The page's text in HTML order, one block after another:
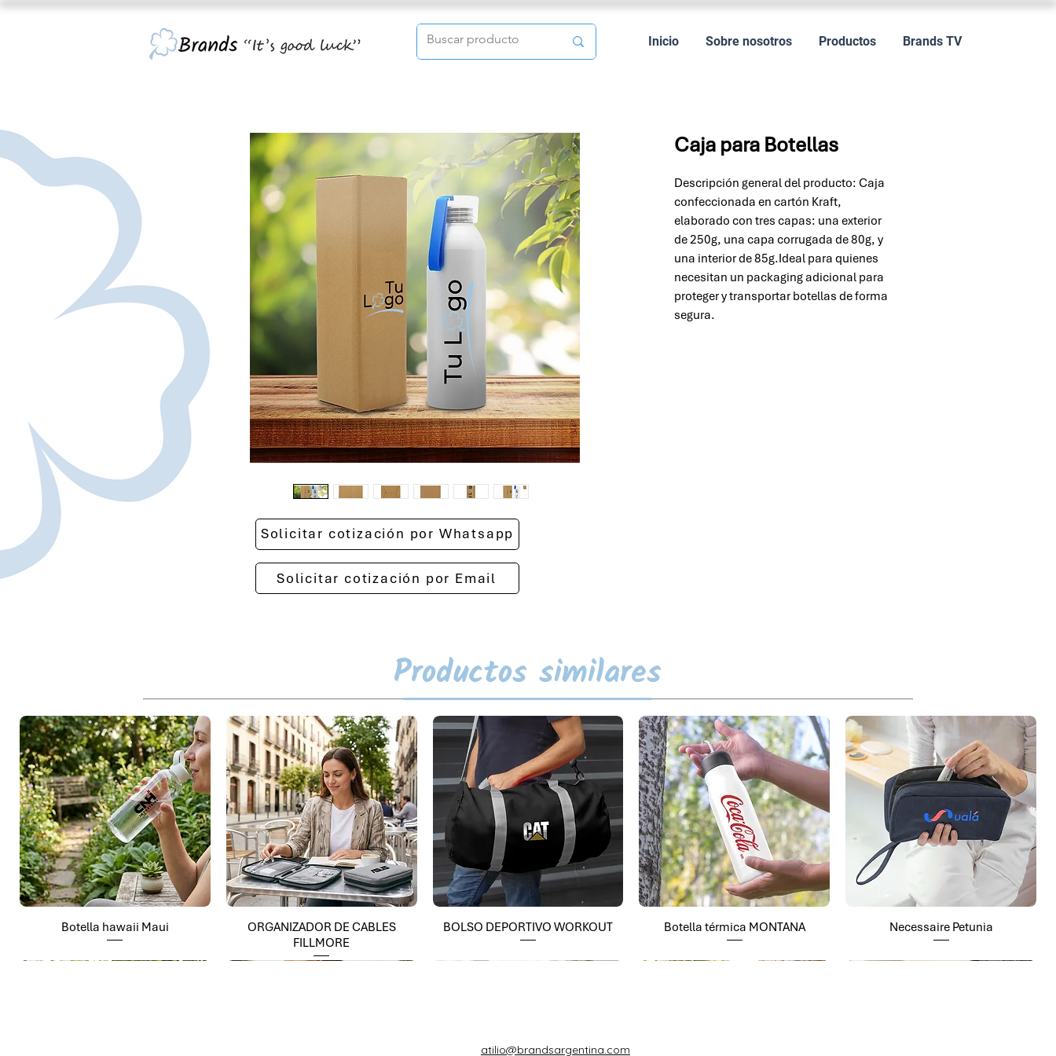
Inicio Sobre nosotros Productos Brands TV
Caja para Botellas
Descripción general del producto: Caja
confeccionada en cartón Kraft,
elaborado con tres capas: una exterior
de 250g, una capa corrugada de 80g, y
una interior de 85g.Ideal para quienes
necesitan un packaging adicional para
proteger y transportar botellas de forma
segura.
Solicitar cotización por Whatsapp
Solicitar cotización por Email
Productos similares
Botella hawaii Maui
ORGANIZADOR DE CABLES
FILLMORE
BOLSO DEPORTIVO WORKOUT Botella térmica MONTANA Necessaire Petunia
atilio@brandsargentina.com